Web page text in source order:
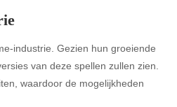
industrie. Gezien hun groeiende
van deze spellen zullen zien.
waardoor de mogelijkheden